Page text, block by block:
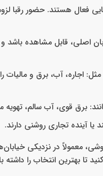
هستند. حضور رقبا
اصلی، قابل‌ مشاهده
اجاره، آب، برق و
برق قوی، آب سالم،
آینده تجاری روشنی دارند.
معمولاً در نزدیکی
تا بهترین انتخاب را داشته